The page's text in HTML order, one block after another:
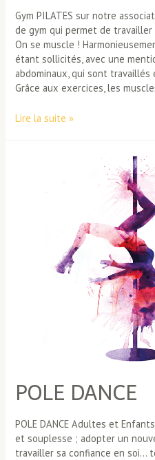
Gym PILATES sur notre
de gym qui permet de
On se muscle !
étant sollicités, avec une
abdominaux, qui sont travaillés
Grâce aux exercices, les
Gym
Lire la suite »
POLE DANCE
POLE DANCE Adultes et
et souplesse ; adopter un
travailler sa confiance en soi…